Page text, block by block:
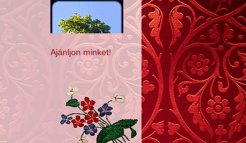
Ajánljon minket!